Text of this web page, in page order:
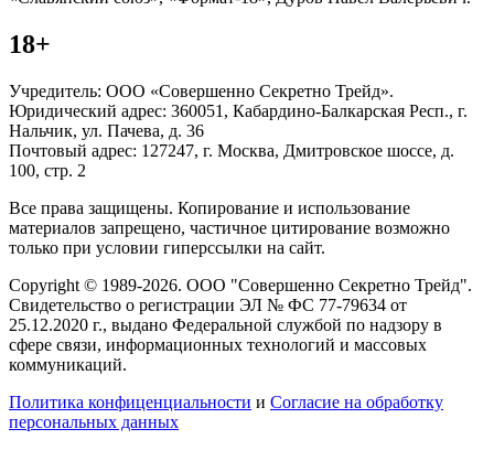
18+
Учредитель: ООО «Совершенно Секретно Трейд».
Юридический адрес: 360051, Кабардино-Балкарская Респ., г.
Нальчик, ул. Пачева, д. 36
Почтовый адрес: 127247, г. Москва, Дмитровское шоссе, д.
100, стр. 2
Все права защищены. Копирование и использование
материалов запрещено, частичное цитирование возможно
только при условии гиперссылки на сайт.
Copyright © 1989-2026. ООО "Совершенно Секретно Трейд".
Свидетельство о регистрации ЭЛ № ФС 77-79634 от
25.12.2020 г., выдано Федеральной службой по надзору в
сфере связи, информационных технологий и массовых
коммуникаций.
Политика конфиценциальности и Согласие на обработку
персональных данных